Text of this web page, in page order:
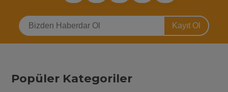
Kayıt Ol
Popüler Kategoriler